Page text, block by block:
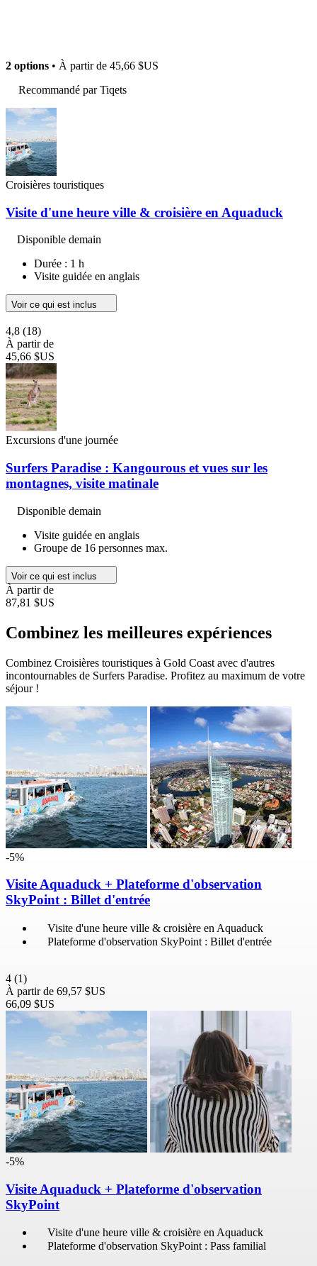
2 options • À partir de 45,66 $US
Recommandé par Tiqets
Croisières touristiques
Visite d'une heure ville & croisière en Aquaduck
Disponible demain
Durée : 1 h
Visite guidée en anglais
Voir ce qui est inclus
4,8 (18)
À partir de
45,66 $US
Excursions d'une journée
Surfers Paradise : Kangourous et vues sur les
montagnes, visite matinale
Disponible demain
Visite guidée en anglais
Groupe de 16 personnes max.
Voir ce qui est inclus
À partir de
87,81 $US
Combinez les meilleures expériences
Combinez Croisières touristiques à Gold Coast avec d'autres
incontournables de Surfers Paradise. Profitez au maximum de votre
séjour !
-5%
Visite Aquaduck + Plateforme d'observation
SkyPoint : Billet d'entrée
Visite d'une heure ville & croisière en Aquaduck
Plateforme d'observation SkyPoint : Billet d'entrée
4 (1)
À partir de 69,57 $US
66,09 $US
-5%
Visite Aquaduck + Plateforme d'observation
SkyPoint
Visite d'une heure ville & croisière en Aquaduck
Plateforme d'observation SkyPoint : Pass familial